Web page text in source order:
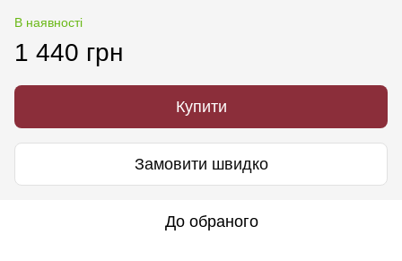
В наявності
1 440 грн
Купити
Замовити швидко
До обраного